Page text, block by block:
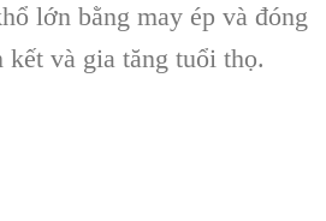
lớn bằng may ép và đóng
và gia tăng tuổi thọ.